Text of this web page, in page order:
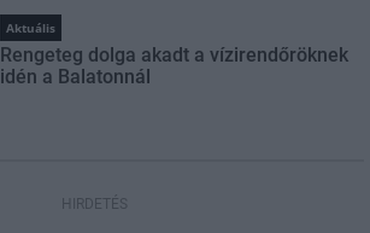
Aktuális
Rengeteg dolga akadt a vízirendőröknek
idén a Balatonnál
HIRDETÉS